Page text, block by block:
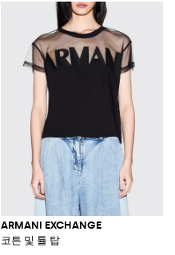
ARMANI EXCHANGE
코튼 및 튤 탑